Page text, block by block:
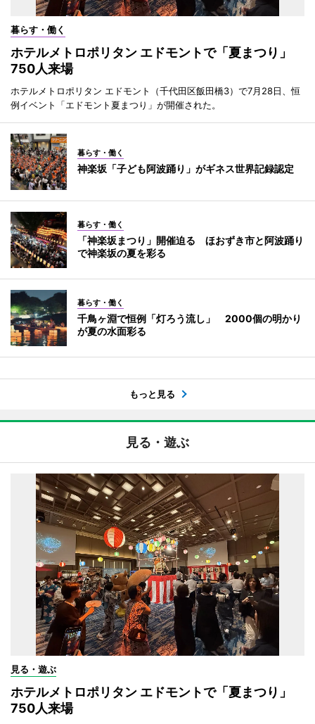
暮らす・働く
ホテルメトロポリタン エドモントで「夏まつり」
750人来場
ホテルメトロポリタン エドモント（千代田区飯田橋3）で7月28日、恒
例イベント「エドモント夏まつり」が開催された。
暮らす・働く
神楽坂「子ども阿波踊り」がギネス世界記録認定
暮らす・働く
「神楽坂まつり」開催迫る ほおずき市と阿波踊り
で神楽坂の夏を彩る
暮らす・働く
千鳥ヶ淵で恒例「灯ろう流し」 2000個の明かり
が夏の水面彩る
もっと見る
見る・遊ぶ
見る・遊ぶ
ホテルメトロポリタン エドモントで「夏まつり」
750人来場